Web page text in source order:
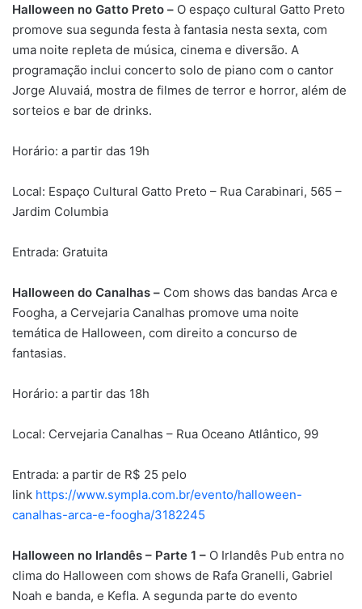
Halloween no Gatto Preto – O espaço cultural Gatto Preto
promove sua segunda festa à fantasia nesta sexta, com
uma noite repleta de música, cinema e diversão. A
programação inclui concerto solo de piano com o cantor
Jorge Aluvaiá, mostra de filmes de terror e horror, além de
sorteios e bar de drinks.
Horário: a partir das 19h
Local: Espaço Cultural Gatto Preto – Rua Carabinari, 565 –
Jardim Columbia
Entrada: Gratuita
Halloween do Canalhas – Com shows das bandas Arca e
Foogha, a Cervejaria Canalhas promove uma noite
temática de Halloween, com direito a concurso de
fantasias.
Horário: a partir das 18h
Local: Cervejaria Canalhas – Rua Oceano Atlântico, 99
Entrada: a partir de R$ 25 pelo
link https://www.sympla.com.br/evento/halloween-
canalhas-arca-e-foogha/3182245
Halloween no Irlandês – Parte 1 – O Irlandês Pub entra no
clima do Halloween com shows de Rafa Granelli, Gabriel
Noah e banda, e Kefla. A segunda parte do evento